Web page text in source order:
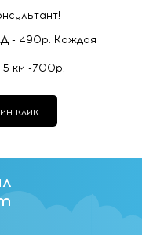
- 490р. Каждая
км -700р.
клик